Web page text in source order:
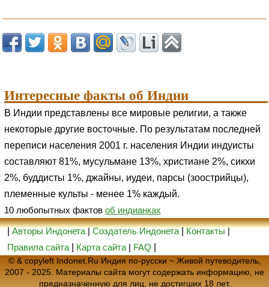
Интересные факты об Индии
В Индии представлены все мировые религии, а также
некоторые другие восточные. По результатам последней
переписи населения 2001 г. населения Индии индуисты
составляют 81%, мусульмане 13%, христиане 2%, сикхи
2%, буддисты 1%, джайны, иудеи, парсы (зоострийцы),
племенные культы - менее 1% каждый.
10 любопытных фактов об индианках
|Авторы Индонета|Создатель Индонета|Контакты|
Правила сайта
Карта сайта | FAQ
© & copyleft Indonet.Ru Индия по-русски ~ Живой путеводитель,
2007 - 2025. Материалы сайта могут содержать информацию, не
предназначенную для лиц, не достигших 18 лет.